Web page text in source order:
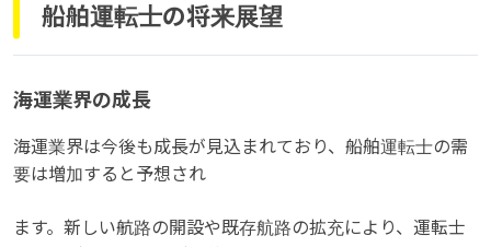
船舶運転士の将来展望
海運業界の成長
海運業界は今後も成長が見込まれており、船舶運転士の需
要は増加すると予想され
ます。新しい航路の開設や既存航路の拡充により、運転士